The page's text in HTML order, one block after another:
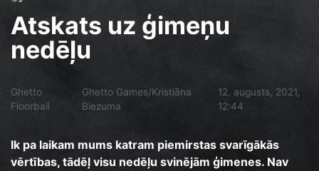
Atskats uz ģimeņu
nedēļu
Ghetto
Floorball
Ghetto Games/Kristiāna
Biezuma
12. augusts, 2021,
12:44
Ik pa laikam mums katram piemirstas svarīgākās
vērtības, tādēļ visu nedēļu svinējām ģimenes. Nav